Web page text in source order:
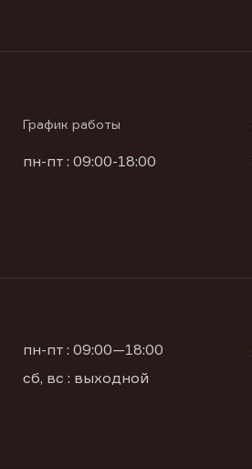
График работы
пн-пт : 09:00-18:00
пн-пт : 09:00—18:00
сб, вс : выходной